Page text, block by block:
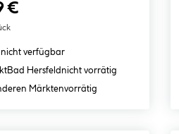
€
verfügbar
Bad Hersfeldnicht vorrätig
Märktenvorrätig